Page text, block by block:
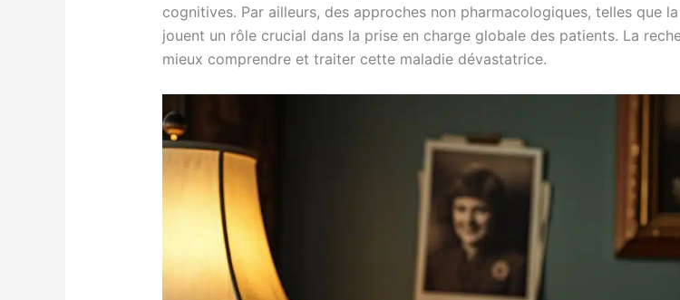
cognitives. Par ailleurs, des approches non pharmacologiques, telles que
jouent un rôle crucial dans la prise en charge globale des patients. La
mieux comprendre et traiter cette maladie dévastatrice.